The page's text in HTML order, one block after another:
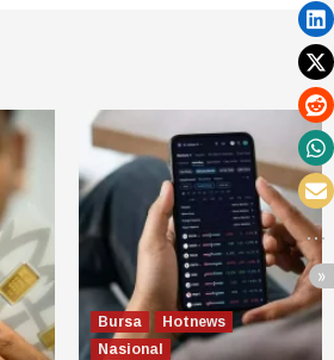
Bursa
Hotnews
Nasional